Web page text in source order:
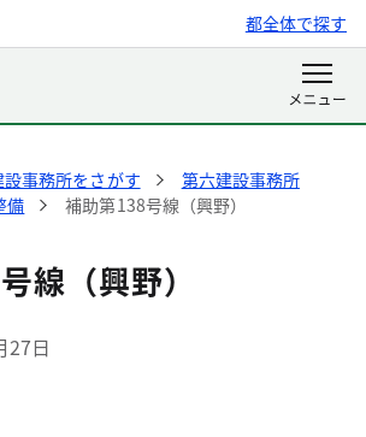
都全体で探す
設事務所をさがす
第六建設事務所
備
補助第138号線（興野）
線（興野）
27日